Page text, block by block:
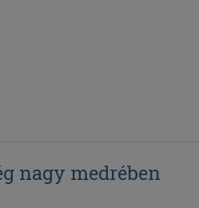
nagy medrében